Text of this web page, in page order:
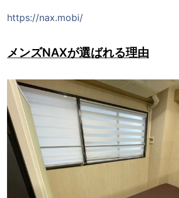
https://nax.mobi/
メンズNAXが選ばれる理由